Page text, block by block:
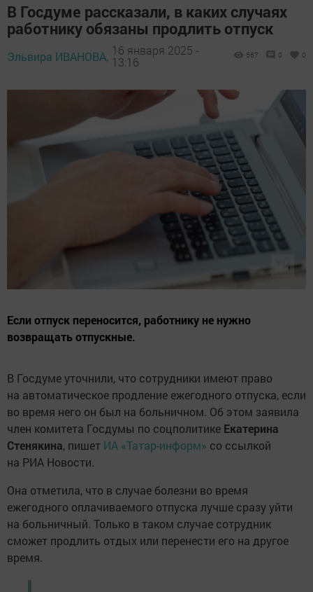
В Госдуме рассказали, в каких случаях
работнику обязаны продлить отпуск
Эльвира ИВАНОВА, 16 января 2025 -
13:16
567 0 0
Если отпуск переносится, работнику не нужно
возвращать отпускные.
В Госдуме уточнили, что сотрудники имеют право
на автоматическое продление ежегодного отпуска, если
во время него он был на больничном. Об этом заявила
член комитета Госдумы по соцполитике Екатерина
Стенякина, пишет ИА «Татар-информ» со ссылкой
на РИА Новости.
Она отметила, что в случае болезни во время
ежегодного оплачиваемого отпуска лучше сразу уйти
на больничный. Только в таком случае сотрудник
сможет продлить отдых или перенести его на другое
время.